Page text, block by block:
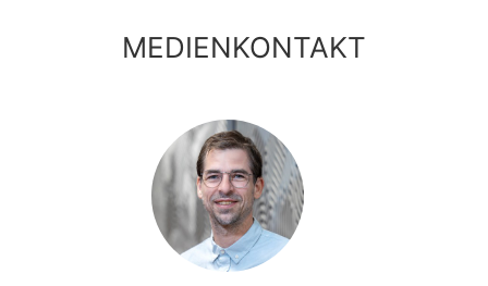
MEDIENKONTAKT